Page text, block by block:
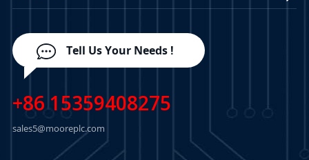
Tell Us Your Needs !
+86 15359408275
sales5@mooreplc.com